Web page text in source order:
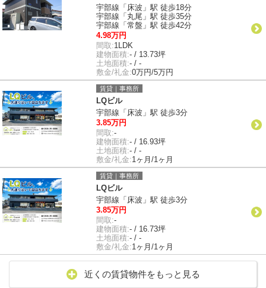
宇部線「床波」駅 徒歩18分
宇部線「丸尾」駅 徒歩35分
宇部線「常盤」駅 徒歩42分
4.98万円
間取:1LDK
建物面積:- / 13.73坪
土地面積:- / -
敷金/礼金:0万円/5万円
賃貸｜事務所
LQビル
宇部線「床波」駅 徒歩3分
3.85万円
間取:-
建物面積:- / 16.93坪
土地面積:- / -
敷金/礼金:1ヶ月/1ヶ月
賃貸｜事務所
LQビル
宇部線「床波」駅 徒歩3分
3.85万円
間取:-
建物面積:- / 16.73坪
土地面積:- / -
敷金/礼金:1ヶ月/1ヶ月
近くの賃貸物件をもっと見る